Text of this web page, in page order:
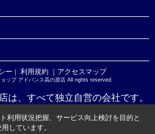
ー ｜ 利用規約 ｜アクセスマップ
ップ アドバンス高の原店 All rights reserved.
は、すべて独立自営の会社です。
利用状況把握、サービス向上検討を目的と
しています。